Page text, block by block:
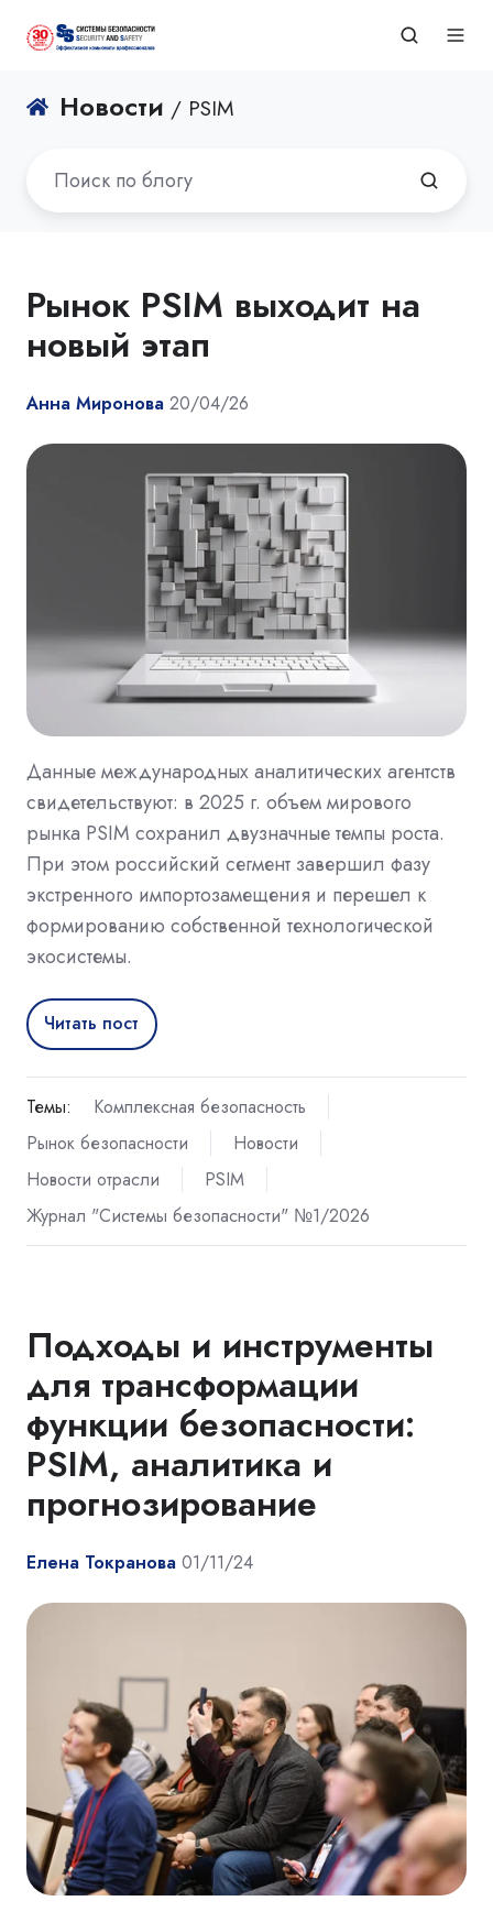
Новости / PSIM
Рынок PSIM выходит на
новый этап
Анна Миронова 20/04/26
Данные международных аналитических агентств
свидетельствуют: в 2025 г. объем мирового
рынка PSIM сохранил двузначные темпы роста.
При этом российский сегмент завершил фазу
экстренного импортозамещения и перешел к
формированию собственной технологической
экосистемы.
Читать пост
Темы:
Комплексная безопасность
Рынок безопасности
Новости
Новости отрасли
PSIM
Журнал "Системы безопасности" №1/2026
Подходы и инструменты
для трансформации
функции безопасности:
PSIM, аналитика и
прогнозирование
Елена Токранова 01/11/24